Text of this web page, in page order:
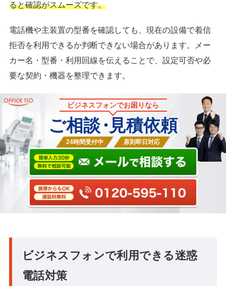
ると確認がスムーズです。
電話機や主装置の型番を確認しても、現在の設備で着信
拒否を利用できるか判断できない場合があります。メー
カー名・型番・利用回線を伝えることで、設定可否や必
要な契約・機器を整理できます。
ビジネスフォンでお困りなら
ご相談・ 見積依頼
24時間受付中 原則即日対応
ビジネスフォンで利用できる迷惑
電話対策